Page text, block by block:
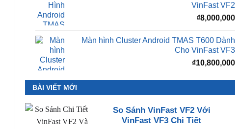
VinFast VF2
₫8,000,000
Màn hình Cluster Android TMAS T600 Dành
Cho VinFast VF3
₫10,800,000
BÀI VIẾT MỚI
So Sánh VinFast VF2 Với
VinFast VF3 Chi Tiết